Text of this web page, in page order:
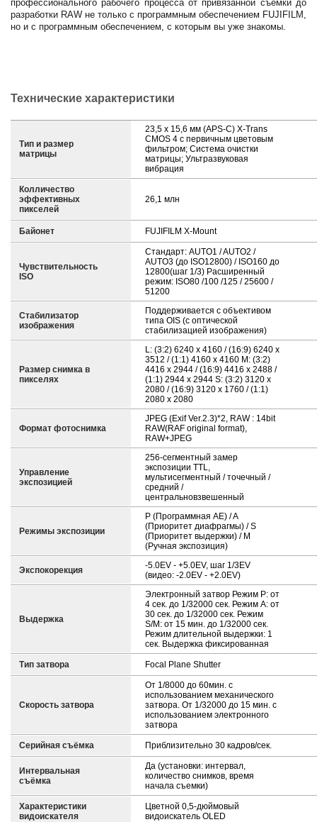
профессионального рабочего процесса от привязанной съемки до
разработки RAW не только с программным обеспечением FUJIFILM,
но и с программным обеспечением, с которым вы уже знакомы.
Технические характеристики
Тип и размер
матрицы
23,5 x 15,6 мм (APS-C) X-Trans
CMOS 4 с первичным цветовым
фильтром; Система очистки
матрицы; Ультразвуковая
вибрация
Колличество
эффективных
пикселей
26,1 млн
Байонет FUJIFILM X-Mount
Чувствительность
ISO
Стандарт: AUTO1 / AUTO2 /
AUTO3 (до ISO12800) / ISO160 до
12800(шаг 1/3) Расширенный
режим: ISO80 /100 /125 / 25600 /
51200
Стабилизатор
изображения
Поддерживается с объективом
типа OIS (с оптической
стабилизацией изображения)
Размер снимка в
пикселях
L: (3:2) 6240 x 4160 / (16:9) 6240 x
3512 / (1:1) 4160 x 4160 M: (3:2)
4416 x 2944 / (16:9) 4416 x 2488 /
(1:1) 2944 x 2944 S: (3:2) 3120 x
2080 / (16:9) 3120 x 1760 / (1:1)
2080 x 2080
Формат фотоснимка
JPEG (Exif Ver.2.3)*2, RAW : 14bit
RAW(RAF original format),
RAW+JPEG
Управление
экспозицией
256-сегментный замер
экспозиции TTL,
мультисегментный / точечный /
средний /
центральновзвешенный
Режимы экспозиции
P (Программная AE) / A
(Приоритет диафрагмы) / S
(Приоритет выдержки) / M
(Ручная экспозиция)
Экспокорекция
-5.0EV - +5.0EV, шаг 1/3EV
(видео: -2.0EV - +2.0EV)
Выдержка
Электронный затвор Режим Р: от
4 сек. до 1/32000 сек. Режим А: от
30 сек. до 1/32000 сек. Режим
S/M: от 15 мин. до 1/32000 сек.
Режим длительной выдержки: 1
сек. Выдержка фиксированная
Тип затвора Focal Plane Shutter
Скорость затвора
От 1/8000 до 60мин. с
использованием механического
затвора. От 1/32000 до 15 мин. с
использованием электронного
затвора
Серийная съёмка Приблизительно 30 кадров/сек.
Интервальная
съёмка
Да (установки: интервал,
количество снимков, время
начала съемки)
Характеристики
видоискателя
Цветной 0,5-дюймовый
видоискатель OLED